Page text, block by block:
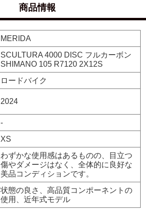
商品情報
MERIDA
SCULTURA 4000 DISC フルカーボン
SHIMANO 105 R7120 2X12S
ロードバイク
2024
-
XS
わずかな使用感はあるものの、目立つ
傷やダメージはなく、全体的に良好な
美品コンディションです。
状態の良さ、高品質コンポーネントの
使用、近年式モデル